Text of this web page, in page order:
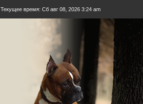
Текущее время: Сб авг 08, 2026 3:24 am